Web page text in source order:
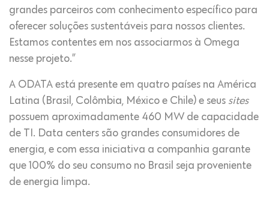
grandes parceiros com conhecimento específico para
oferecer soluções sustentáveis para nossos clientes.
Estamos contentes em nos associarmos à Omega
nesse projeto.”
A ODATA está presente em quatro países na América
Latina (Brasil, Colômbia, México e Chile) e seus sites
possuem aproximadamente 460 MW de capacidade
de TI. Data centers são grandes consumidores de
energia, e com essa iniciativa a companhia garante
que 100% do seu consumo no Brasil seja proveniente
de energia limpa.